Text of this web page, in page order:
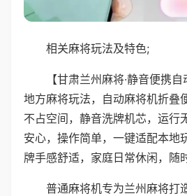
相关麻将玩法及特色;
【甘肃兰州麻将·静音便携
地方麻将玩法，自动麻将机折叠
不占空间，静音洗牌机芯，运行
安心，操作简单，一键适配本地
牌手感舒适，家庭日常休闲，随
普通麻将机专为兰州麻将打